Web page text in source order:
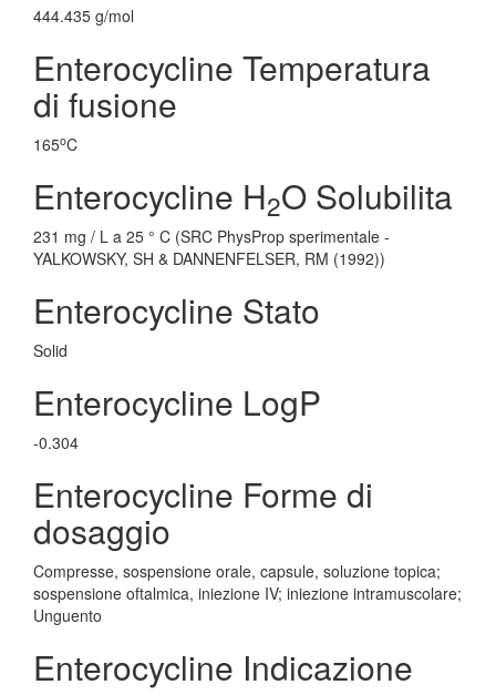
444.435 g/mol
Enterocycline Temperatura
di fusione
165oC
Enterocycline H2O Solubilita
231 mg / L a 25 ° C (SRC PhysProp sperimentale -
YALKOWSKY, SH & DANNENFELSER, RM (1992))
Enterocycline Stato
Solid
Enterocycline LogP
-0.304
Enterocycline Forme di
dosaggio
Compresse, sospensione orale, capsule, soluzione topica;
sospensione oftalmica, iniezione IV; iniezione intramuscolare;
Unguento
Enterocycline Indicazione